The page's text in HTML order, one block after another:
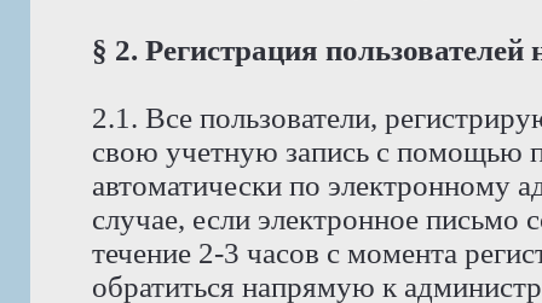
§ 2. Регистрация пользователей
2.1. Все пользователи,
свою учетную запись с помощью
автоматически по электронному
случае, если электронное письмо
течение 2-3 часов с момента
обратиться напрямую к